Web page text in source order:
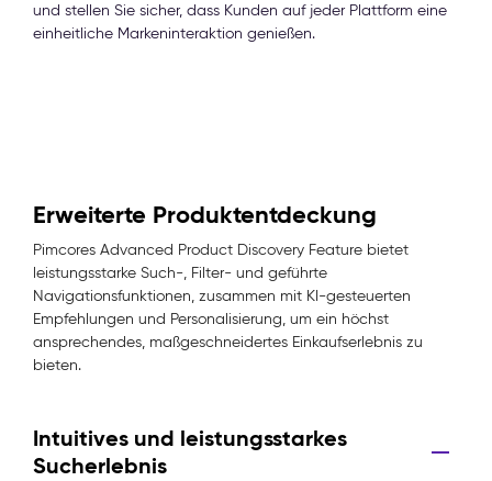
und stellen Sie sicher, dass Kunden auf jeder Plattform eine
einheitliche Markeninteraktion genießen.
Erweiterte Produktentdeckung
Pimcores Advanced Product Discovery Feature bietet
leistungsstarke Such-, Filter- und geführte
Navigationsfunktionen, zusammen mit KI-gesteuerten
Empfehlungen und Personalisierung, um ein höchst
ansprechendes, maßgeschneidertes Einkaufserlebnis zu
bieten.
Intuitives und leistungsstarkes
Sucherlebnis